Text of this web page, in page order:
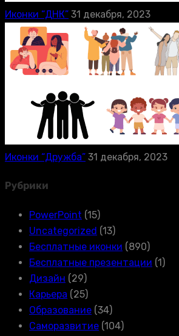
Иконки “ДНК” 31 декабря, 2023
Иконки “Дружба” 31 декабря, 2023
Рубрики
PowerPoint (15)
Uncategorized (13)
Бесплатные иконки (890)
Бесплатные презентации (1)
Дизайн (29)
Карьера (25)
Образование (34)
Саморазвитие (104)